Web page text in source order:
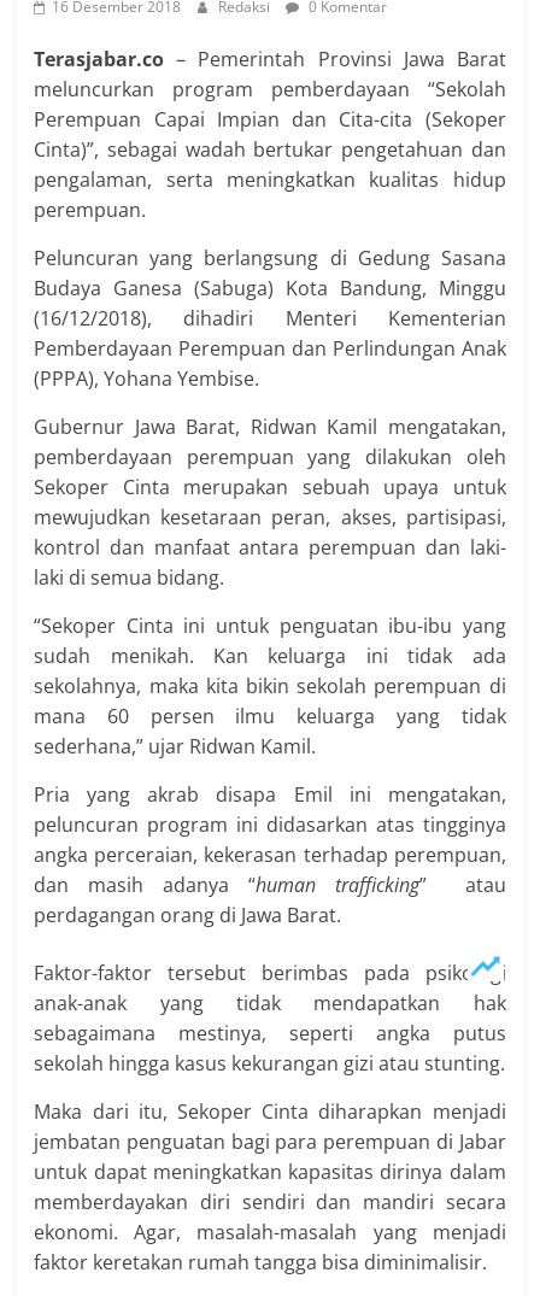
16 Desember 2018 Redaksi 0 Komentar
Terasjabar.co – Pemerintah Provinsi Jawa Barat
meluncurkan program pemberdayaan “Sekolah
Perempuan Capai Impian dan Cita-cita (Sekoper
Cinta)”, sebagai wadah bertukar pengetahuan dan
pengalaman, serta meningkatkan kualitas hidup
perempuan.
Peluncuran yang berlangsung di Gedung Sasana
Budaya Ganesa (Sabuga) Kota Bandung, Minggu
(16/12/2018), dihadiri Menteri Kementerian
Pemberdayaan Perempuan dan Perlindungan Anak
(PPPA), Yohana Yembise.
Gubernur Jawa Barat, Ridwan Kamil mengatakan,
pemberdayaan perempuan yang dilakukan oleh
Sekoper Cinta merupakan sebuah upaya untuk
mewujudkan kesetaraan peran, akses, partisipasi,
kontrol dan manfaat antara perempuan dan laki-
laki di semua bidang.
“Sekoper Cinta ini untuk penguatan ibu-ibu yang
sudah menikah. Kan keluarga ini tidak ada
sekolahnya, maka kita bikin sekolah perempuan di
mana 60 persen ilmu keluarga yang tidak
sederhana,” ujar Ridwan Kamil.
Pria yang akrab disapa Emil ini mengatakan,
peluncuran program ini didasarkan atas tingginya
angka perceraian, kekerasan terhadap perempuan,
dan masih adanya “human trafficking” atau
perdagangan orang di Jawa Barat.
Faktor-faktor tersebut berimbas pada psikologi
anak-anak yang tidak mendapatkan hak
sebagaimana mestinya, seperti angka putus
sekolah hingga kasus kekurangan gizi atau stunting.
Maka dari itu, Sekoper Cinta diharapkan menjadi
jembatan penguatan bagi para perempuan di Jabar
untuk dapat meningkatkan kapasitas dirinya dalam
memberdayakan diri sendiri dan mandiri secara
ekonomi. Agar, masalah-masalah yang menjadi
faktor keretakan rumah tangga bisa diminimalisir.